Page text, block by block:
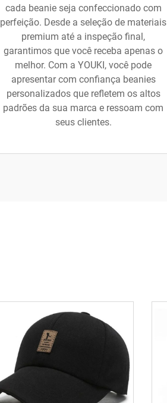
cada beanie seja confeccionado com
perfeição. Desde a seleção de materiais
premium até a inspeção final,
garantimos que você receba apenas o
melhor. Com a YOUKI, você pode
apresentar com confiança beanies
personalizados que refletem os altos
padrões da sua marca e ressoam com
seus clientes.